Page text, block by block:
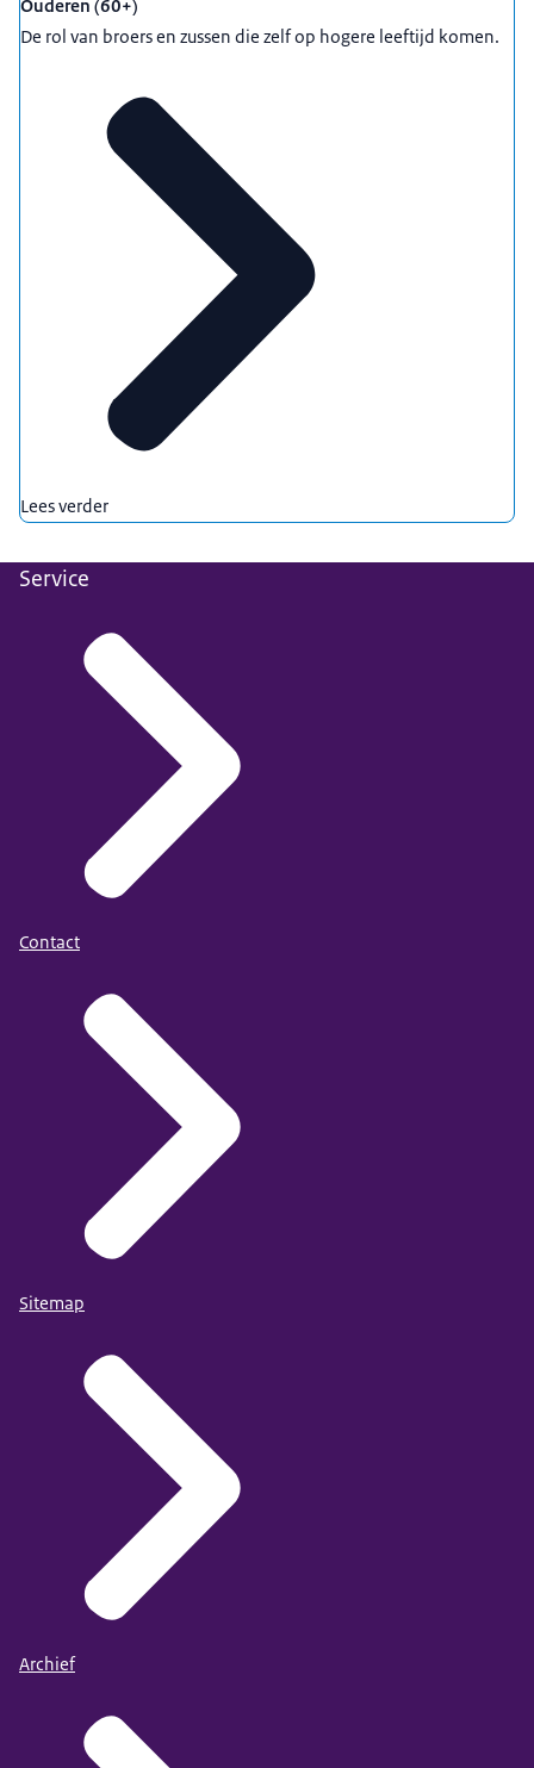
Ouderen (60+)
De rol van broers en zussen die zelf op hogere leeftijd komen.
Lees verder
Service
Contact
Sitemap
Archief